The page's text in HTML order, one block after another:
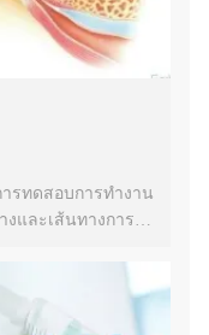
รทดสอบการทำงาน
และเส้นทางการ